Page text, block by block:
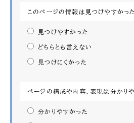
このページの情報は見つけやすかっ
見つけやすかった
どちらとも言えない
見つけにくかった
ページの構成や内容、表現は分かり
分かりやすかった